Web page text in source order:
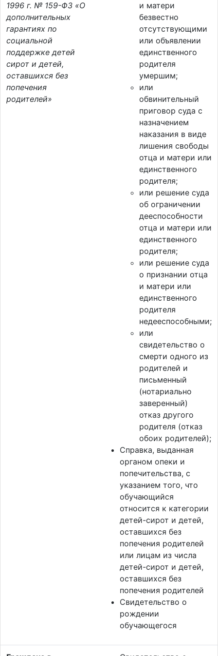
1996 г. № 159-ФЗ «О
дополнительных
гарантиях по
социальной
поддержке детей
сирот и детей,
оставшихся без
попечения
родителей»
и матери
безвестно
отсутствующими
или объявлении
единственного
родителя
умершим;
или
обвинительный
приговор суда с
назначением
наказания в виде
лишения свободы
отца и матери или
единственного
родителя;
или решение суда
об ограничении
дееспособности
отца и матери или
единственного
родителя;
или решение суда
о признании отца
и матери или
единственного
родителя
недееспособными;
или
свидетельство о
смерти одного из
родителей и
письменный
(нотариально
заверенный)
отказ другого
родителя (отказ
обоих родителей);
Справка, выданная
органом опеки и
попечительства, с
указанием того, что
обучающийся
относится к категории
детей-сирот и детей,
оставшихся без
попечения родителей
или лицам из числа
детей-сирот и детей,
оставшихся без
попечения родителей
Свидетельство о
рождении
обучающегося